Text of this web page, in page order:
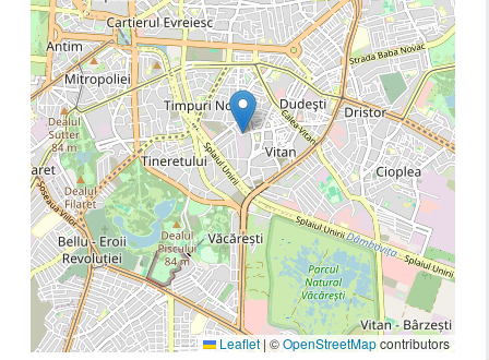
Leaflet |©OpenStreetMapcontributors